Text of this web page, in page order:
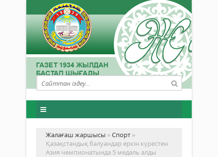
Жалағаш жаршысы »Спорт »
Қазақстандық балуандар еркін күрестен
Азия чемпионатында 5 медаль алды